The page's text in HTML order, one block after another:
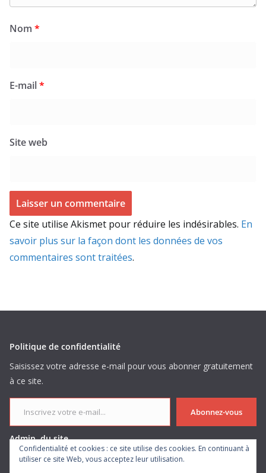
Nom *
E-mail*
Site web
Ce site utilise Akismet pour réduire les indésirables. En
savoir plus sur la façon dont les données de vos
commentaires sont traitées.
Politique de confidentialité
Saisissez votre adresse e-mail pour vous abonner gratuitement
à ce site.
Inscrivez votre e-mail...
Abonnez-vous
Admin. du site
Confidentialité et cookies : ce site utilise des cookies. En continuant à
utiliser ce site Web, vous acceptez leur utilisation.